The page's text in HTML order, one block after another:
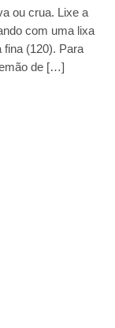
ou crua. Lixe a
com uma lixa
(120). Para
de […]